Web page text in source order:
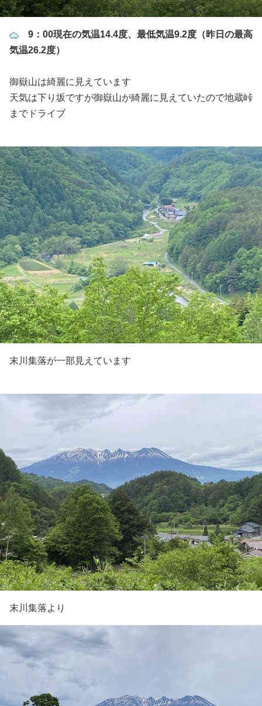
9：00現在の気温14.4度、最低気温9.2度（昨日の最高
気温26.2度）
御嶽山は綺麗に見えています
天気は下り坂ですが御嶽山が綺麗に見えていたので地蔵峠
までドライブ
末川集落が一部見えています
末川集落より